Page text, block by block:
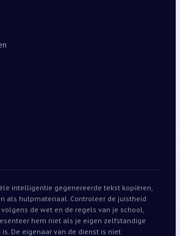
intelligentie gegenereerde tekst kopiëren,
als hulpmateriaal. Controleer de juistheid
de wet en de regels van je school,
hem niet als je eigen zelfstandige
De eigenaar van de dienst is niet